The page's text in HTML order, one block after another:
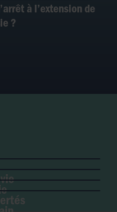
à l’extension de
?
GPA